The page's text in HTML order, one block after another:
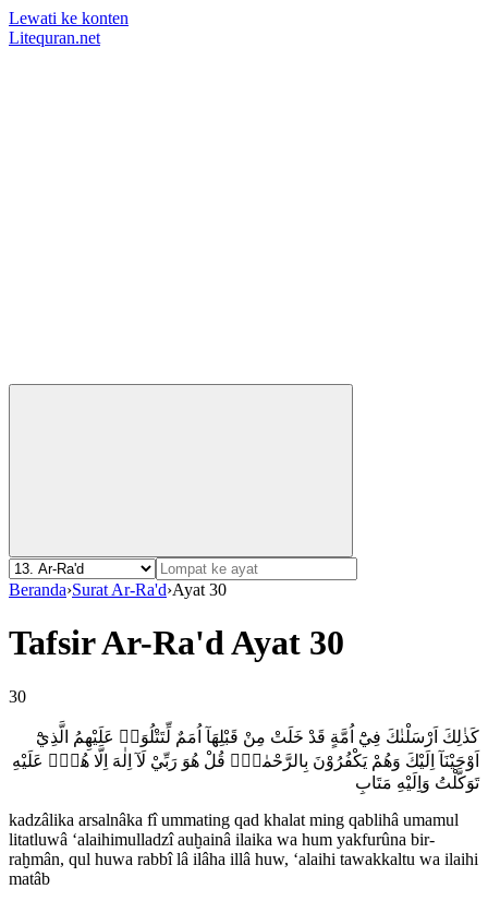
Lewati ke konten
Litequran.net
Beranda›Surat Ar-Ra'd›Ayat 30
Tafsir Ar-Ra'd Ayat 30
30
كَذٰلِكَ اَرْسَلْنٰكَ فِيْٓ اُمَّةٍ قَدْ خَلَتْ مِنْ قَبْلِهَآ اُمَمٌ لِّتَتْلُوَا۟ عَلَيْهِمُ الَّذِيْٓ
اَوْحَيْنَآ اِلَيْكَ وَهُمْ يَكْفُرُوْنَ بِالرَّحْمٰنِۗ قُلْ هُوَ رَبِّيْ لَآ اِلٰهَ اِلَّا هُوَۚ عَلَيْهِ
تَوَكَّلْتُ وَاِلَيْهِ مَتَابِ
kadzâlika arsalnâka fî ummating qad khalat ming qablihâ umamul
litatluwâ ‘alaihimulladzî auḫainâ ilaika wa hum yakfurûna bir-
raḫmân, qul huwa rabbî lâ ilâha illâ huw, ‘alaihi tawakkaltu wa ilaihi
matâb